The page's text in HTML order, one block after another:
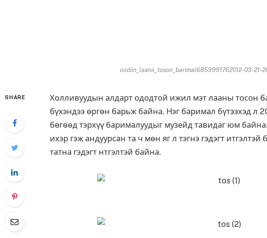
oodiin_laanii_toson_barimal6859991762012-03-21-
SHARE
Холливуудын алдарт ододтой ижил мэт лааны тосон
бүхэндээ өргөн барьж байна. Нэг баримал бүтээхэд л
бөгөөд тэрхүү барималуудыг музейд тавидаг юм
ихэр гэж андуурсан та ч мөн яг л тэгнэ гэдэгт
татна гэдэгт нтгэлтэй байна.